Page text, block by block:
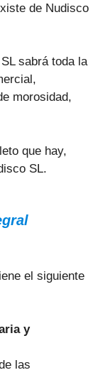
de Nudisco
sabrá toda la
morosidad,
que hay,
SL.
el siguiente
y
las